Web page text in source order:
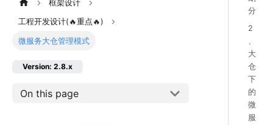
框架设计
工程开发设计(🔥重点🔥)
微服务大仓管理模式
Version: 2.8.x
On this page
分
2
、
大
仓
下
的
微
服